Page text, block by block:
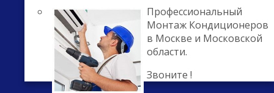
Профессиональный
Монтаж Кондиционеров
в Москве и Московской
области.
Звоните !